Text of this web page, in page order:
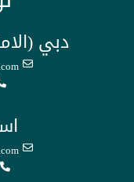
دبي